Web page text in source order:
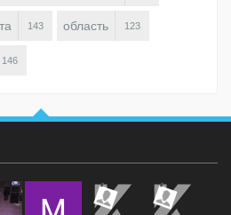
143 область 123
146